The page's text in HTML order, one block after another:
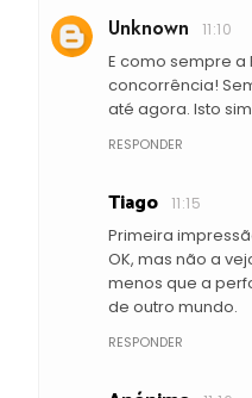
Unknown 11:10
E como sempre a
concorrência!
até agora. Isto
RESPONDER
Tiago 11:15
Primeira
OK, mas não a
menos que a
de outro mundo.
RESPONDER